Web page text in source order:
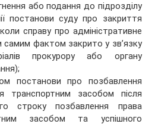
або подання до підрозділу
постанови суду про закриття
справу про адміністративне
фактом закрито у зв’язку
прокурору або органу
постанови про позбавлення
транспортним засобом після
строку позбавлення права
засобом та успішного